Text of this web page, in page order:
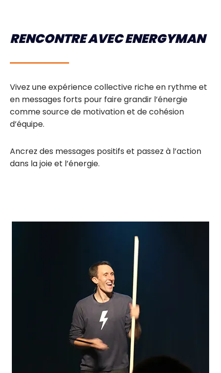
RENCONTRE AVEC ENERGYMAN
Vivez une expérience collective riche en rythme et
en messages forts pour faire grandir l’énergie
comme source de motivation et de cohésion
d’équipe.
Ancrez des messages positifs et passez à l’action
dans la joie et l’énergie.